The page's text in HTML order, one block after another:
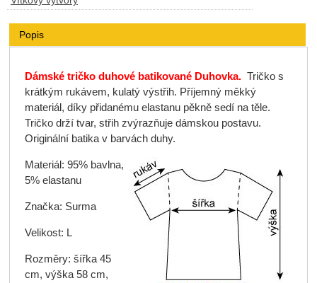
Popis
Dámské tričko duhové batikované Duhovka. Tričko s
krátkým rukávem, kulatý výstřih. Příjemný měkký
materiál, díky přidanému elastanu pěkně sedí na těle.
Tričko drží tvar, střih zvýrazňuje dámskou postavu.
Originální batika v barvách duhy.
Materiál: 95% bavlna,
5% elastanu
Značka: Surma
Velikost: L
Rozměry: šířka 45
cm, výška 58 cm,